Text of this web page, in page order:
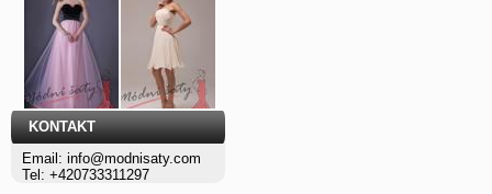
KONTAKT
Email: info@modnisaty.com
Tel: +420733311297